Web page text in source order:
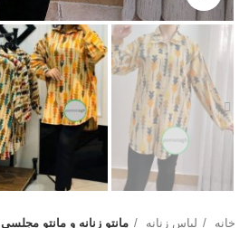
خانه لباس زنانه مانتو زنانه و مانتو مجلسی